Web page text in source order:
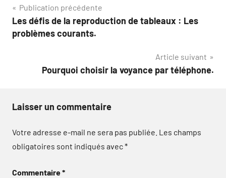
Navigation
de
Publication précédente
Les défis de la reproduction de tableaux : Les
problèmes courants.
Article suivant
Pourquoi choisir la voyance par téléphone.
Laisser un commentaire
Votre adresse e-mail ne sera pas publiée. Les champs
obligatoires sont indiqués avec*
Commentaire*